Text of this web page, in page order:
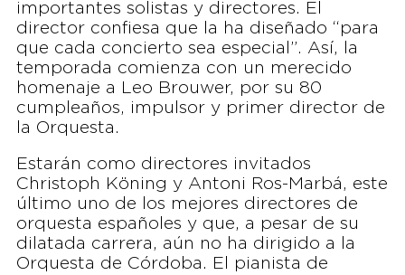
importantes solistas y directores. El
director confiesa que la ha diseñado “para
que cada concierto sea especial”. Así, la
temporada comienza con un merecido
homenaje a Leo Brouwer, por su 80
cumpleaños, impulsor y primer director de
la Orquesta.
Estarán como directores invitados
Christoph Köning y Antoni Ros-Marbá, este
último uno de los mejores directores de
orquesta españoles y que, a pesar de su
dilatada carrera, aún no ha dirigido a la
Orquesta de Córdoba. El pianista de